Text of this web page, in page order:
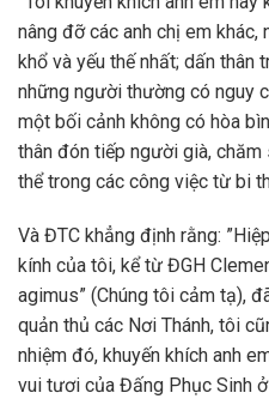
nâng đỡ các anh chị em
khổ và yếu thế nhất; dấn thân
những người thường có nguy
một bối cảnh không có hòa
thân đón tiếp người già, chăm
thể trong các công việc từ bi
Và ĐTC khẳng định rằng:
kính của tôi, kể từ ĐGH
agimus” (Chúng tôi cảm tạ),
quản thủ các Nơi Thánh, tôi
nhiệm đó, khuyến khích anh
vui tươi của Đấng Phục Sinh ở